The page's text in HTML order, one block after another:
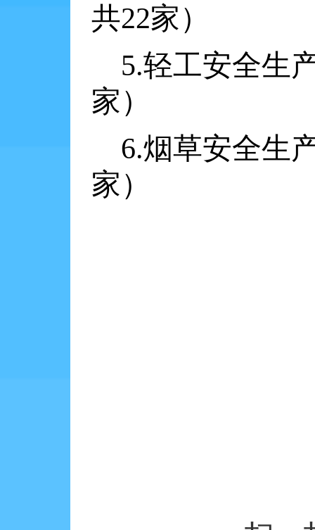
共22家）
5.轻工安全生
家）
6.烟草安全生
家）